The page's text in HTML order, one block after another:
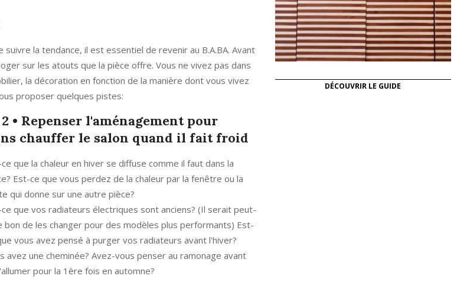
la tendance, il est essentiel de revenir au B.A.BA. Avant
sur les atouts que la pièce offre. Vous ne vivez pas dans
la décoration en fonction de la manière dont vous vivez
proposer quelques pistes:
2 • Repenser l'aménagement pour
chauffer le salon quand il fait froid
que la chaleur en hiver se diffuse comme il faut dans la
Est-ce que vous perdez de la chaleur par la fenêtre ou la
qui donne sur une autre pièce?
que vos radiateurs électriques sont anciens? (Il serait peut-
bon de les changer pour des modèles plus performants) Est-
vous avez pensé à purger vos radiateurs avant l'hiver?
avez une cheminée? Avez-vous penser au ramonage avant
pour la 1ère fois en automne?
DÉCOUVRIR LE GUIDE